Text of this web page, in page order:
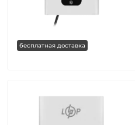
бесплатная доставка